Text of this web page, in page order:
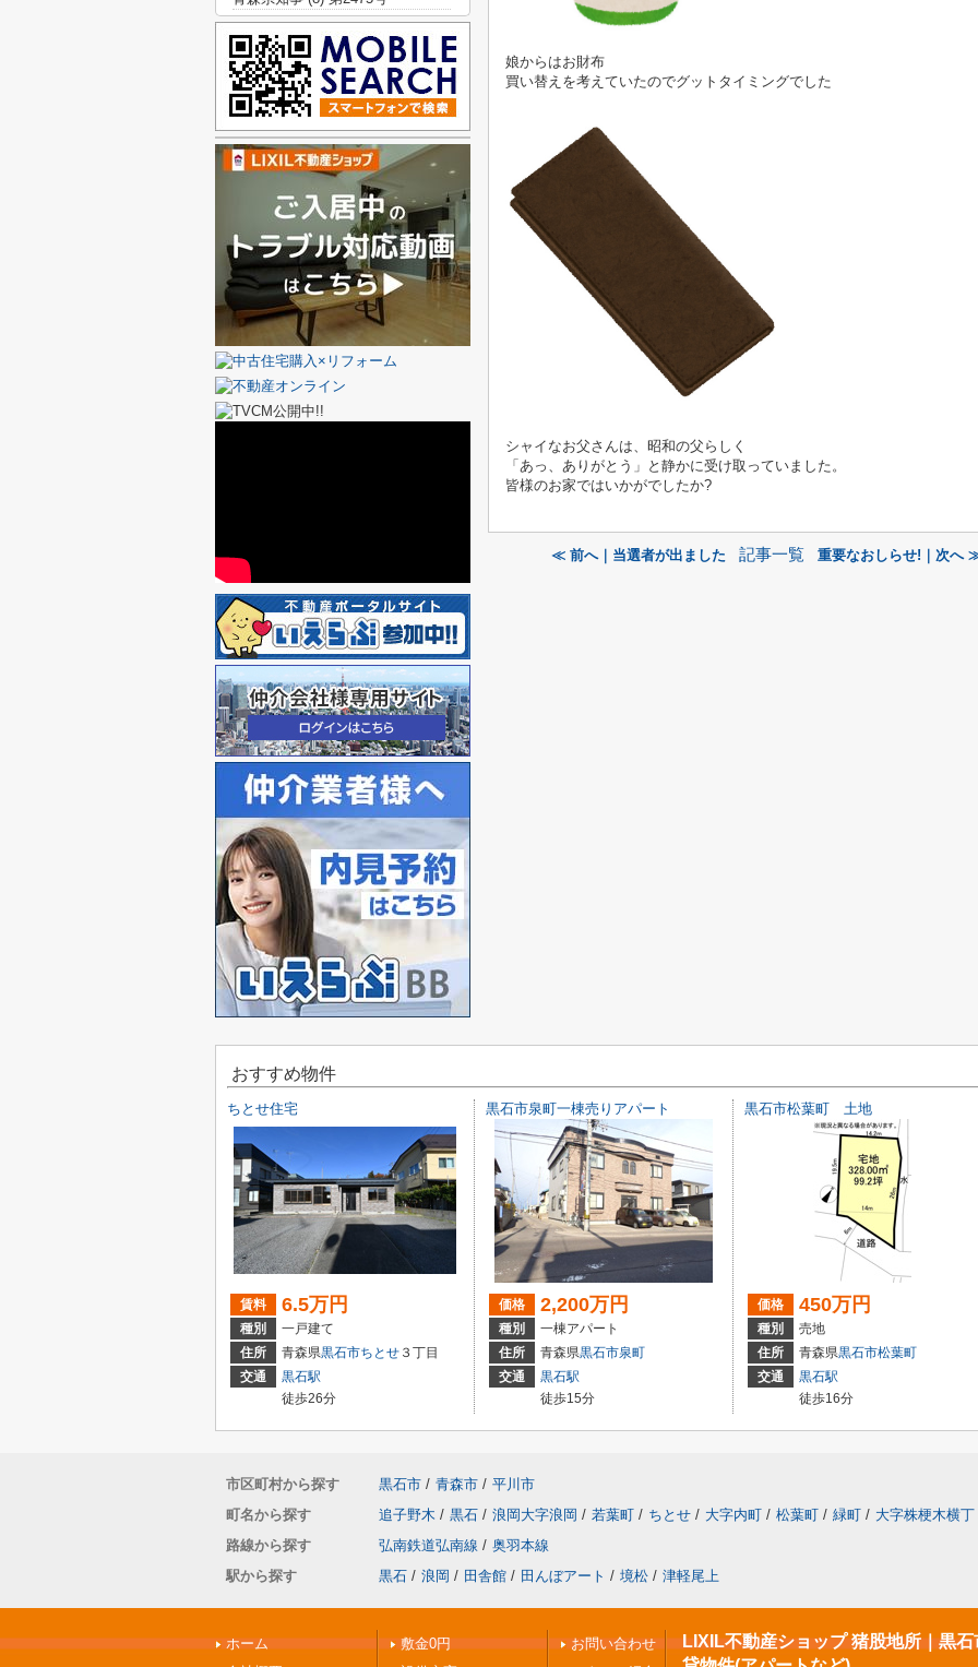
娘からはお財布
買い替えを考えていたのでグットタイミングでした
シャイなお父さんは、昭和の父らしく
「あっ、ありがとう」と静かに受け取っていました。
皆様のお家ではいかがでしたか?
≪ 前へ｜当選者が出ました 記事一覧 重要なおしらせ!｜次へ
おすすめ物件
ちとせ住宅
賃料 6.5万円
種別
一戸建て
住所
青森県黒石市ちとせ ３丁目
交通
黒石駅
徒歩26分
黒石市泉町一棟売りアパート
価格 2,200万円
種別
一棟アパート
住所
青森県黒石市泉町
交通
黒石駅
徒歩15分
黒石市松葉町 土地
価格 450万円
種別
売地
住所
青森県黒石市松葉町
交通
黒石駅
徒歩16分
市区町村から探す 黒石市 / 青森市 / 平川市
町名から探す
追子野木 / 黒石 / 浪岡大字浪岡 / 若葉町 / ちとせ / 大字内町 / 松葉町 / 緑町 / 大字株梗木横丁
路線から探す
弘南鉄道弘南線 / 奥羽本線
駅から探す
黒石 / 浪岡 / 田舎館 / 田んぼアート / 境松 / 津軽尾上
ホーム
敷金0円
お問い合わせ
LIXIL不動産ショップ 猪股地所｜黒